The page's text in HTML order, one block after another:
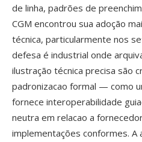
de linha, padrões de
CGM encontrou sua adoção
técnica, particularmente nos
defesa é industrial onde
ilustração técnica precisa são
padronizacao formal — como
fornece interoperabilidade
neutra em relacao a
implementações conformes.